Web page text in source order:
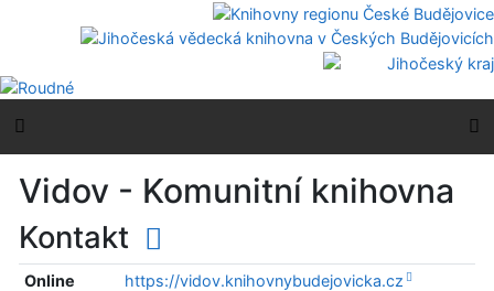
Přejít na menu
Vidov - Komunitní knihovna
Kontakt
Online
https://vidov.knihovnybudejovicka.cz